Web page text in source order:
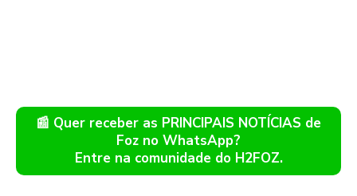
📰 Quer receber as PRINCIPAIS NOTÍCIAS de
Foz no WhatsApp?
Entre na comunidade do H2FOZ.